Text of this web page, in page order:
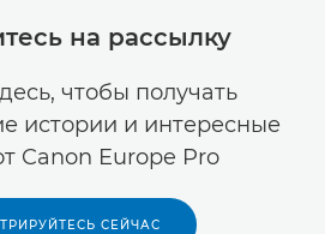
на рассылку
чтобы получать
истории и интересные
Canon Europe Pro
СЕЙЧАС